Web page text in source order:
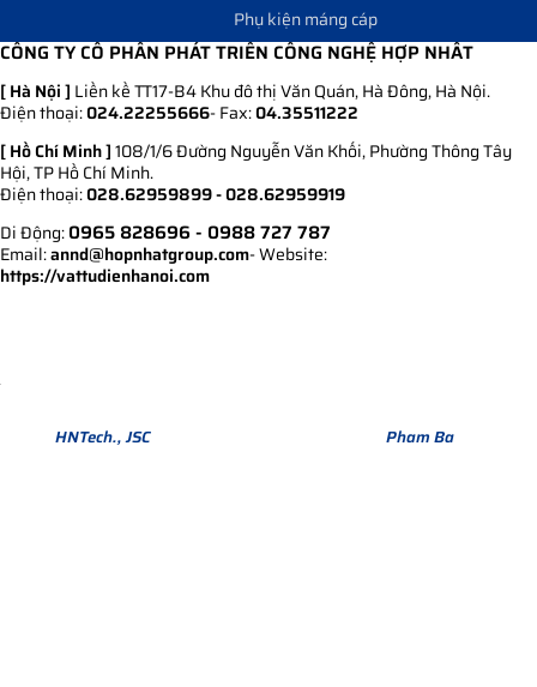
Phụ kiện máng cáp
CÔNG TY CỔ PHẦN PHÁT TRIỂN CÔNG NGHỆ HỢP NHẤT
[ Hà Nội ] Liền kề TT17-B4 Khu đô thị Văn Quán, Hà Đông, Hà Nội.
Điện thoại:024.22255666- Fax:04.35511222
[ Hồ Chí Minh ]108/1/6 Đường Nguyễn Văn Khối, Phường Thông Tây
Hội, TP Hồ Chí Minh.
Điện thoại:028.62959899 - 028.62959919
Di Động:0965 828696 - 0988 727 787
Email:annd@hopnhatgroup.com- Website:
https://vattudienhanoi.com
HNTech., JSC Pham Ba